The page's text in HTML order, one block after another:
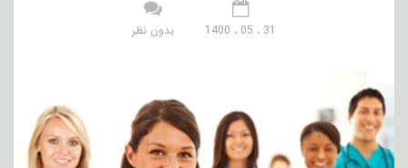
31 ، 05 ، 1400 بدون نظر